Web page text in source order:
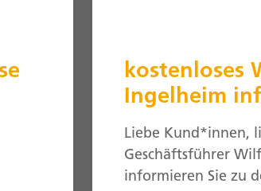
kostenloses
Ingelheim
02.10.2023 –
Liebe Kund*innen,
Geschäftsführer
informieren Sie zu